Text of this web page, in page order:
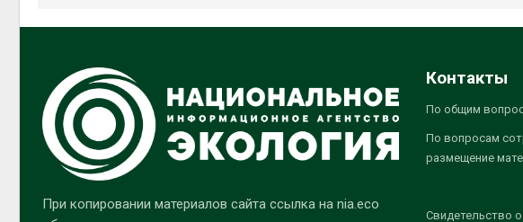
При копировании материалов сайта ссылка на nia.eco
Контакты
По общим
По вопросам
размещение
Свидетельство